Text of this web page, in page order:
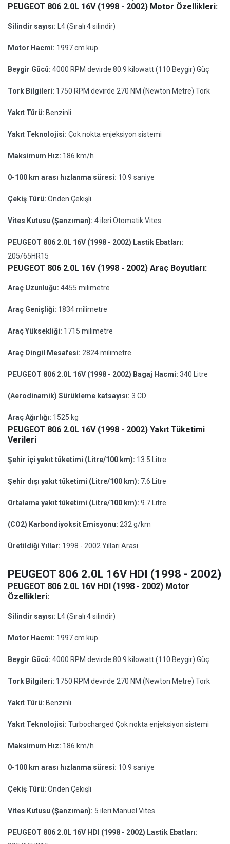
PEUGEOT 806 2.0L 16V (1998 - 2002) Motor Özellikleri:
Silindir sayısı: L4 (Sıralı 4 silindir)
Motor Hacmi: 1997 cm küp
Beygir Gücü: 4000 RPM devirde 80.9 kilowatt (110 Beygir) Güç
Tork Bilgileri: 1750 RPM devirde 270 NM (Newton Metre) Tork
Yakıt Türü: Benzinli
Yakıt Teknolojisi: Çok nokta enjeksiyon sistemi
Maksimum Hız: 186 km/h
0-100 km arası hızlanma süresi: 10.9 saniye
Çekiş Türü: Önden Çekişli
Vites Kutusu (Şanzıman): 4 ileri Otomatik Vites
PEUGEOT 806 2.0L 16V (1998 - 2002) Lastik Ebatları:
205/65HR15
PEUGEOT 806 2.0L 16V (1998 - 2002) Araç Boyutları:
Araç Uzunluğu: 4455 milimetre
Araç Genişliği: 1834 milimetre
Araç Yüksekliği: 1715 milimetre
Araç Dingil Mesafesi: 2824 milimetre
PEUGEOT 806 2.0L 16V (1998 - 2002) Bagaj Hacmi: 340 Litre
(Aerodinamik) Sürükleme katsayısı: 3 CD
Araç Ağırlığı: 1525 kg
PEUGEOT 806 2.0L 16V (1998 - 2002) Yakıt Tüketimi
Verileri
Şehir içi yakıt tüketimi (Litre/100 km): 13.5 Litre
Şehir dışı yakıt tüketimi (Litre/100 km): 7.6 Litre
Ortalama yakıt tüketimi (Litre/100 km): 9.7 Litre
(CO2) Karbondiyoksit Emisyonu: 232 g/km
Üretildiği Yıllar: 1998 - 2002 Yılları Arası
PEUGEOT 806 2.0L 16V HDI (1998 - 2002)
PEUGEOT 806 2.0L 16V HDI (1998 - 2002) Motor
Özellikleri:
Silindir sayısı: L4 (Sıralı 4 silindir)
Motor Hacmi: 1997 cm küp
Beygir Gücü: 4000 RPM devirde 80.9 kilowatt (110 Beygir) Güç
Tork Bilgileri: 1750 RPM devirde 270 NM (Newton Metre) Tork
Yakıt Türü: Benzinli
Yakıt Teknolojisi: Turbocharged Çok nokta enjeksiyon sistemi
Maksimum Hız: 186 km/h
0-100 km arası hızlanma süresi: 10.9 saniye
Çekiş Türü: Önden Çekişli
Vites Kutusu (Şanzıman): 5 ileri Manuel Vites
PEUGEOT 806 2.0L 16V HDI (1998 - 2002) Lastik Ebatları: